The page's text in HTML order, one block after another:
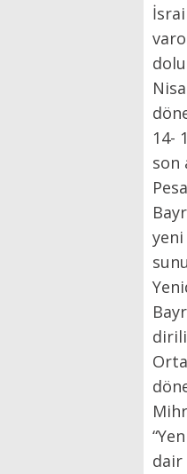
14-
son
dair